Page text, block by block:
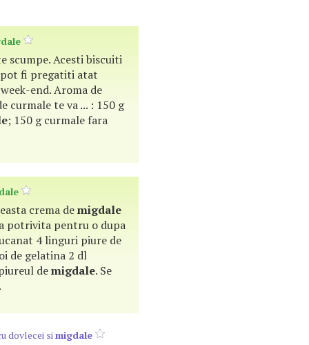
scumpe. Acesti biscuiti
fi pregatiti atat
end. Aroma de
curmale te va ... : 150 g
; 150 g curmale fara
crema demigdale
potrivita pentru o dupa
4 linguri piure de
de gelatina 2 dl
demigdale. Se
dovlecei simigdale